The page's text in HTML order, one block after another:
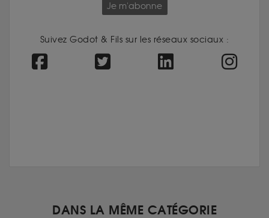
Je m'abonne
Suivez Godot & Fils sur les réseaux sociaux :
DANS LA MÊME CATÉGORIE